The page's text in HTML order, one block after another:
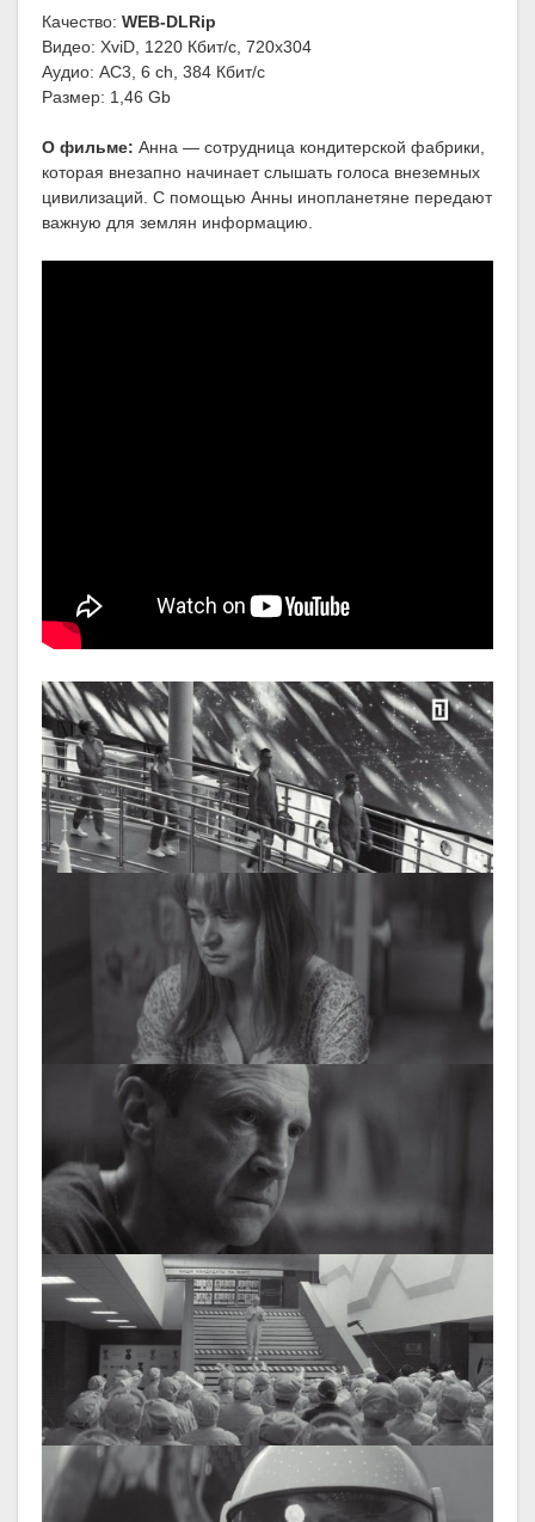
Качество: WEB-DLRip
Видео: XviD, 1220 Кбит/с, 720x304
Аудио: AC3, 6 ch, 384 Кбит/с
Размер: 1,46 Gb
О фильме: Анна — сотрудница кондитерской фабрики,
которая внезапно начинает слышать голоса внеземных
цивилизаций. С помощью Анны инопланетяне передают
важную для землян информацию.